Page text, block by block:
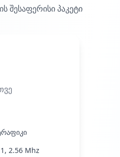
შესაფერისი პაკეტი
2.56 Mhz